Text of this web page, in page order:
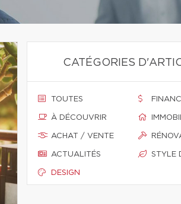
CATÉGORIES
TOUTES
À DÉCOUVRIR
ACHAT / VENTE
ACTUALITÉS
DESIGN
STYLE